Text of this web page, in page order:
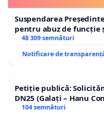
Suspendarea
pentru abuz de
48 309 semnături
Notificare de
Petiție publică:
DN25 (Galați – Hanu
traseului în afara
104 semnături